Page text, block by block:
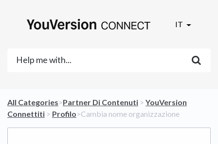
IT
All Categories​>​​Partner Di Contenuti ​ > ​ ​YouVersion
Connettiti ​ > ​ ​Profilo​>​ Cambia nome organizzazione